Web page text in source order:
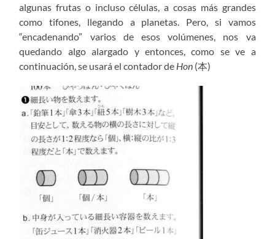
algunas frutas o incluso células, a cosas más grandes
como tifones, llegando a planetas. Pero, si vamos
“encadenando” varios de esos volúmenes, nos va
quedando algo alargado y entonces, como se ve a
continuación, se usará el contador de Hon (本)